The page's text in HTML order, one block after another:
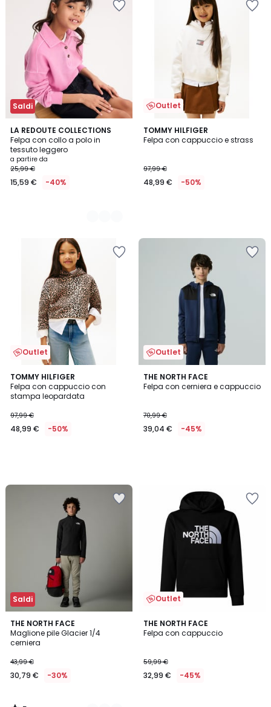
Saldi
LA REDOUTE COLLECTIONS
Felpa con collo a polo in
tessuto leggero
a partire da
25,99 €
15,59 € -40%
2
Colori
Outlet
TOMMY HILFIGER
Felpa con cappuccio e strass
97,99 €
48,99 € -50%
Outlet
TOMMY HILFIGER
Felpa con cappuccio con
stampa leopardata
97,99 €
48,99 € -50%
Outlet
THE NORTH FACE
Felpa con cerniera e cappuccio
70,99 €
39,04 € -45%
Saldi
THE NORTH FACE
Maglione pile Glacier 1/4
cerniera
43,99 €
30,79 € -30%
5
/
5
2
Colori
Outlet
THE NORTH FACE
Felpa con cappuccio
59,99 €
32,99 € -45%